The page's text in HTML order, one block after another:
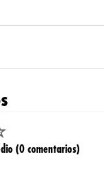
(0 comentarios)